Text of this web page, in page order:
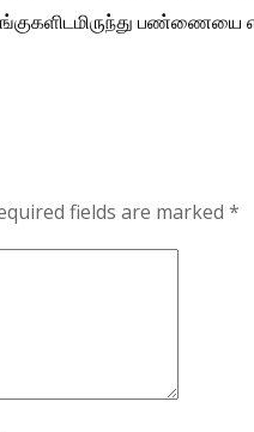
பண்ணையை
fields are marked *